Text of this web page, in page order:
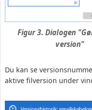
Figur 3. Dialogen
version"
Du kan se
aktive filversion under